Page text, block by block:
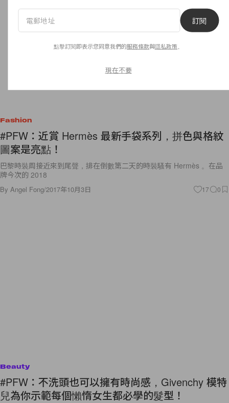
Fashion
#PFW：近賞 Hermès 最新手袋系列，拼色與格紋
圖案是亮點！
巴黎時裝周接近來到尾聲，排在倒數第二天的時裝騷有 Hermès 。在品
牌今次的 2018
By Angel Fong/2017年10月3日 17 0
Beauty
#PFW：不洗頭也可以擁有時尚感，Givenchy 模特
兒為你示範每個懶惰女生都必學的髮型！
訂閱
點擊訂閱即表示您同意我們的服務條款與隱私政策
現在不要